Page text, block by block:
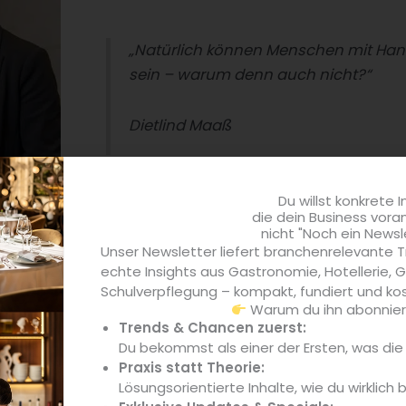
Sauer)
„Natürlich können Menschen mit
sein – warum denn auch nicht?“
Dietlind Maaß
Menschen, die bei Ihnen arbeiten?
Wir haben Kollegen mit kognitiven Einschränkungen,
Erkrankung, mit einer Seheinschränkung oder
Du willst konkrete
die dein Business
nicht "Noch ein
Unser Newsletter liefert branchenrelevante
echte Insights aus Gastronomie, Hotellerie,
Schulverpflegung – kompakt, fundiert und
Warum du ihn
Trends & Chancen zuerst:
Du bekommst als einer der Ersten, was
Praxis statt Theorie:
Lösungsorientierte Inhalte, wie du wirklich